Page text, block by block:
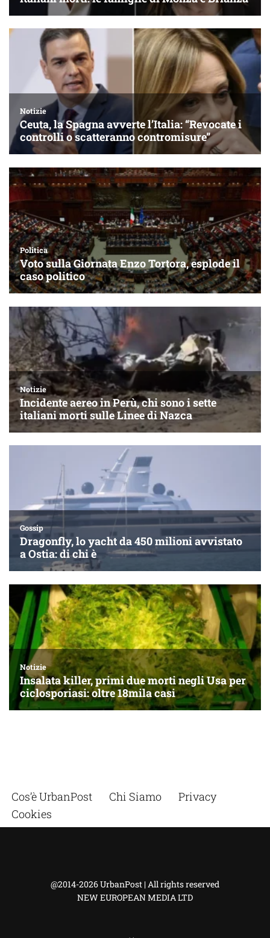
Cos’è UrbanPost Chi Siamo
Privacy
Cookies
@2014-2026 UrbanPost | All rights reserved
NEW EUROPEAN MEDIA LTD